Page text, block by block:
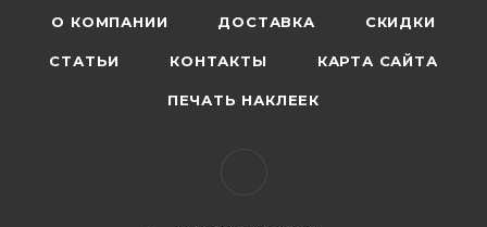
О КОМПАНИИ ДОСТАВКА СКИДКИ
СТАТЬИ КОНТАКТЫ КАРТА САЙТА
ПЕЧАТЬ НАКЛЕЕК